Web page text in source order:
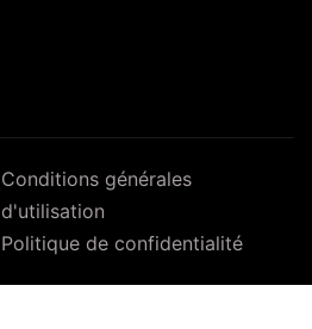
Conditions générales
d'utilisation
Politique de confidentialité